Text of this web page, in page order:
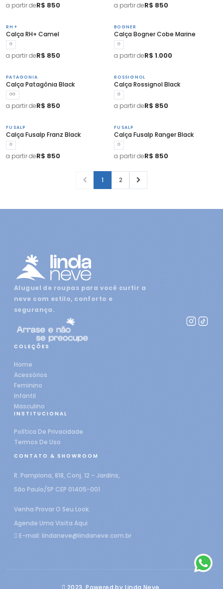
a partir deR$ 850 a partir deR$ 850
RH+
Calça RH+ Camel
G
a partir deR$ 850
BOGNER
Calça Bogner Cobe Marine
G
a partir deR$ 1.000
PATAGONIA
Calça Patagônia Black
GG
a partir deR$ 850
ROSSIGNOL
Calça Rossignol Black
G
a partir deR$ 850
FUSALP
Calça Fusalp Franz Black
G
a partir deR$ 850
FUSALP
Calça Fusalp Ranger Black
G
a partir deR$ 850
1 2
Aluguel de roupas para você curtir a
neve com estilo, conforto e
segurança.
COLEÇÕES
Home
Acessórios
Feminino
Infantil
Masculino
INSTITUCIONAL
Política De Privacidade
Termos De Uso
CONTATO & SHOWROOM
R. Pamplona, 818, Conj. 12 – Jardins,
São Paulo/SP CEP 01405-001
Venha Provar O Seu Look.
Agende Uma Visita Aqui
E-mail: lindaneve@lindaneve.com.br
2023, Powered by Linda Neve.